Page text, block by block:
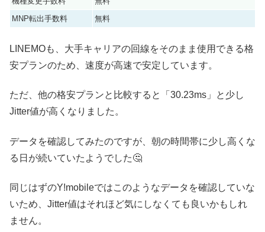
MNP転出手数料
無料
LINEMOも、大手キャリアの回線をそのまま使用できる格
安プランのため、速度が高速で安定しています。
ただ、他の格安プランと比較すると「30.23ms」と少し
Jitter値が高くなりました。
データを確認してみたのですが、朝の時間帯に少し高くな
る日が続いていたようでした🤔
同じはずのY!mobileではこのようなデータを確認していな
いため、Jitter値はそれほど気にしなくても良いかもしれ
ません。